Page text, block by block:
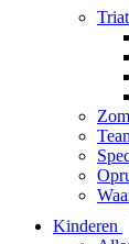
Kinderen